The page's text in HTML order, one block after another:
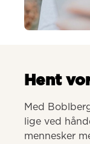
Hent
Med
lige ved
mennesker